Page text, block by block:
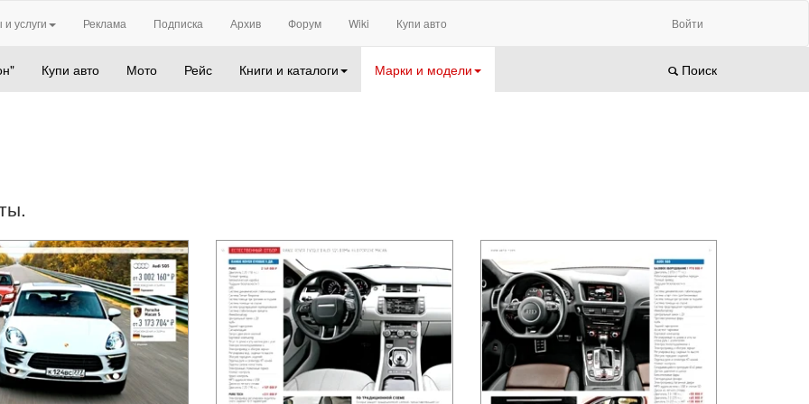
услуги Реклама Подписка Архив Форум Wiki Купи авто Войти
Купи авто Мото Рейс Книги и каталоги Марки и модели Поиск